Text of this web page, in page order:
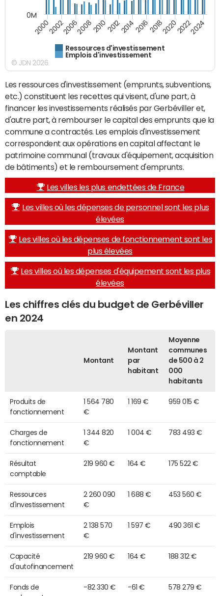
Ressources d'investissement
Emplois d'investissement
200020022006200820102012201420162018202020222024
0M
© JDN 2026
Les ressources d'investissement (emprunts, subventions,
etc.) constituent les recettes qui visent, d'une part, à
financer les investissements réalisés par Gerbéviller et,
d'autre part, à rembourser le capital des emprunts que la
commune a contractés. Les emplois d'investissement
correspondent aux opérations en capital affectant le
patrimoine communal (travaux d'équipement, acquisition
de bâtiments) et le remboursement d'emprunts.
Les villes les plus endettées de France
Les villes où les dépenses de personnel sont les plus
élevées
Les villes où les dépenses de fonctionnement sont les
plus élevées
Les villes où les dépenses d'équipement sont les plus
élevées
Les chiffres clés du budget de Gerbéviller
en 2024
Montant
Montant
par
habitant
Moyenne
communes
de 500 à 2
000
habitants
Produits de
fonctionnement
1 564 780
€
1 169 € 959 015 €
Charges de
fonctionnement
1 344 820
€
1 004 € 783 493 €
Résultat
comptable
219 960 € 164 € 175 522 €
Ressources
d'investissement
2 260 090
€
1 688 € 453 560 €
Emplois
d'investissement
2 138 570
€
1 597 € 490 361 €
Capacité
d'autofinancement
219 960 € 164 € 188 312 €
Fonds de
-82 330 € -61 € 578 279 €